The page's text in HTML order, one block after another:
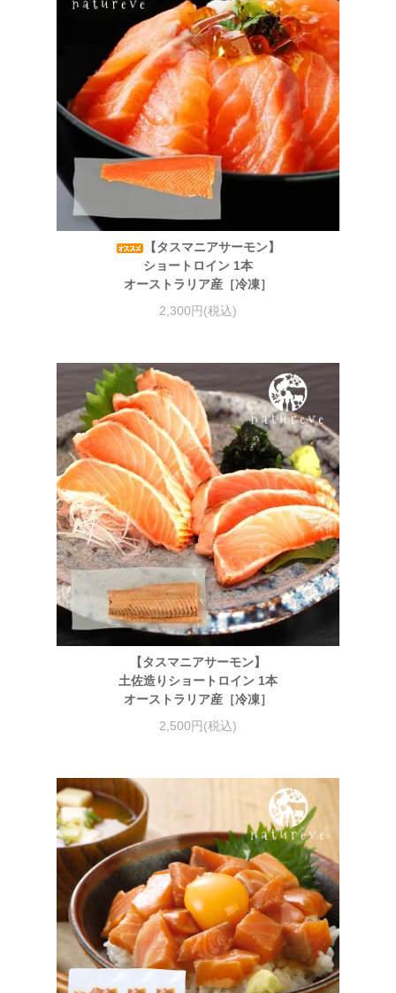
【タスマニアサーモン】
ショートロイン 1本
オーストラリア産［冷凍］
2,300円(税込)
【タスマニアサーモン】
土佐造りショートロイン 1本
オーストラリア産［冷凍］
2,500円(税込)